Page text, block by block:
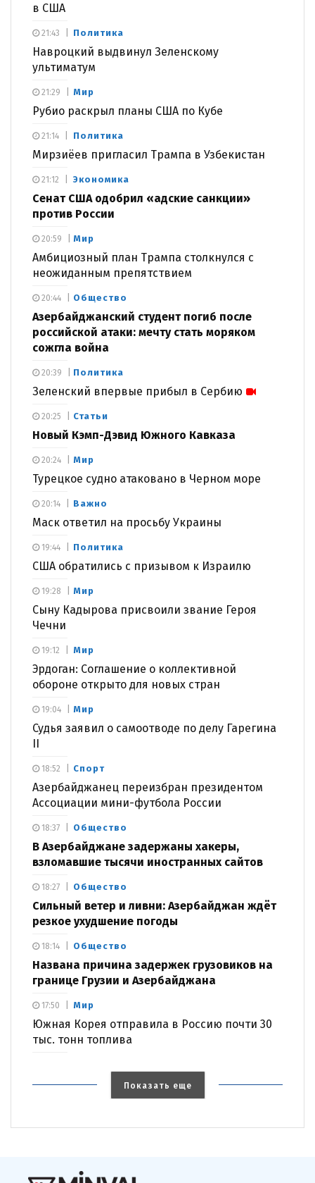
в США
Политика
Навроцкий выдвинул Зеленскому
ультиматум
21:43
Мир
Рубио раскрыл планы США по Кубе
21:29
Политика
Мирзиёев пригласил Трампа в Узбекистан
21:14
Экономика
Сенат США одобрил «адские санкции»
против России
21:12
Мир
Амбициозный план Трампа столкнулся с
неожиданным препятствием
20:59
Общество
Азербайджанский студент погиб после
российской атаки: мечту стать моряком
сожгла война
20:44
Политика
Зеленский впервые прибыл в Сербию
20:39
Статьи
Новый Кэмп-Дэвид Южного Кавказа
20:25
Мир
Турецкое судно атаковано в Черном море
20:24
Важно
Маск ответил на просьбу Украины
20:14
Политика
США обратились с призывом к Израилю
19:44
Мир
Сыну Кадырова присвоили звание Героя
Чечни
19:28
Мир
Эрдоган: Соглашение о коллективной
обороне открыто для новых стран
19:12
Мир
Судья заявил о самоотводе по делу Гарегина
II
19:04
Спорт
Азербайджанец переизбран президентом
Ассоциации мини-футбола России
18:52
Общество
В Азербайджане задержаны хакеры,
взломавшие тысячи иностранных сайтов
18:37
Общество
Сильный ветер и ливни: Азербайджан ждёт
резкое ухудшение погоды
18:27
Общество
Названа причина задержек грузовиков на
границе Грузии и Азербайджана
18:14
Мир
Южная Корея отправила в Россию почти 30
тыс. тонн топлива
17:50
Показать еще